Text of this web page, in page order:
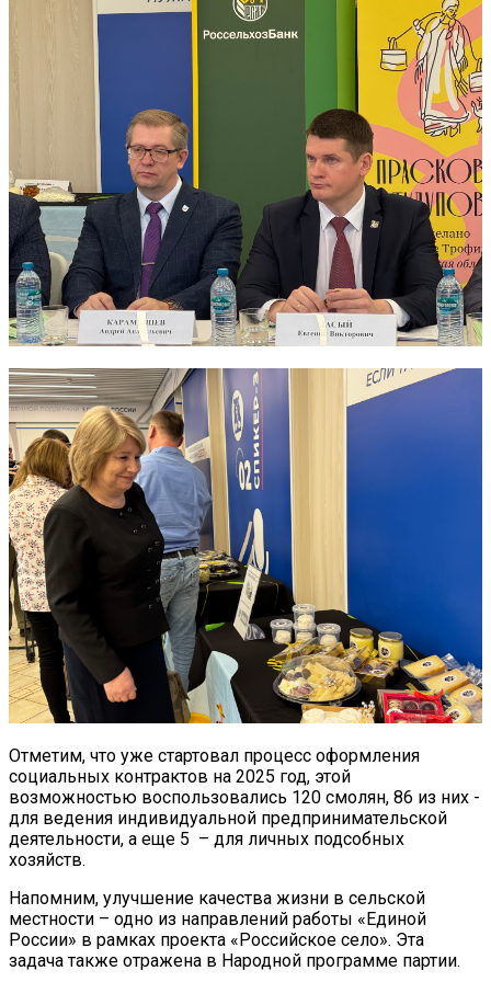
Отметим, что уже стартовал процесс оформления
социальных контрактов на 2025 год, этой
возможностью воспользовались 120 смолян, 86 из них -
для ведения индивидуальной предпринимательской
деятельности, а еще 5 – для личных подсобных
хозяйств.
Напомним, улучшение качества жизни в сельской
местности – одно из направлений работы «Единой
России» в рамках проекта «Российское село». Эта
задача также отражена в Народной программе партии.